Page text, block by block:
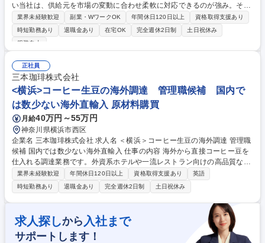
い当社は、供給元を市場の変動に合わせ柔軟に対応できるのが強み。その
柔軟な調達戦略において重要度が飛躍的に増しているのがベトナムであ
り、ここのパイプラインの強化を図っています。 ■将来的にベトナムに事
務所立上げの構想もあり、まずは現地とのコミュニケーション強化を実
ら商品の販売状況や在庫の分析、協力工場への発注や納期調整、コスト交
渉を行い、商品の安定供給を実現します。このコスト管理や安定供給が会
社の利益に直結する非常に重要なポジションです。 募集職種 【大阪】海
外調達 ベトナムの商習慣を知る方におすすめ/エレコム中核ポジション
業界未経験歓迎 副業・WワークOK 年間休日120日以上
資格取得支援あり
時短勤務あり
退職金あり 在宅OK 完全週休2日制
土日祝休み
服装自由
正社員
三本珈琲株式会社
<横浜>コーヒー生豆の海外調達 管理職候補 国内で
は数少ない海外直輸入 原材料購買
月給40万円～55万円
神奈川県横浜市西区
企業名 三本珈琲株式会社 求人名 ＜横浜＞コーヒー生豆の海外調達 管理職
候補 国内では数少ない海外直輸入 仕事の内容 海外から直接コーヒー豆を
仕入れる調達業務です。外資系ホテルや一流レストラン向けの高品質な豆
の調達を担当、営業部門と連携しながら商品づくりにも関わります。 【詳
細】海外のコーヒー生産者や商社との取引交渉、品質管理、価格交渉を担
当します。営業部門からの特殊な豆の調達依頼に対応し、世界中のネット
ワークを活用して最適な仕入れ先を探します。PB商品開発にも関わり、
お客様の要望に応じた豆の調達を実現します。メールや電話での海外との
やり取りが中心で、基本的にはオフィスワークです。 募集職種 ＜横浜＞
コーヒー生豆の海外調達 管理職候補 国内では数少ない海外直輸入
業界未経験歓迎 年間休日120日以上 資格取得支援あり
英語
時短勤務あり
退職金あり 完全週休2日制 土日祝休み
求人探しから 入社まで
サポートします！